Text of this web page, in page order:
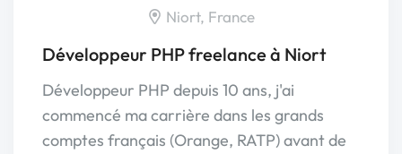
Niort, France
Développeur PHP freelance à Niort
Développeur PHP depuis 10 ans, j'ai
commencé ma carrière dans les grands
comptes français (Orange, RATP) avant de